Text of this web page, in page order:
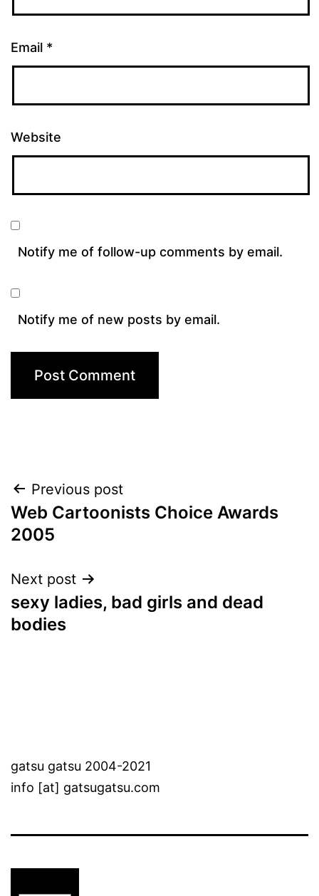
Email *
Website
Notify me of follow-up comments by email.
Notify me of new posts by email.
Post
navigation
Previous post
Web Cartoonists Choice Awards
2005
Next post
sexy ladies, bad girls and dead
bodies
gatsu gatsu 2004-2021
info [at] gatsugatsu.com